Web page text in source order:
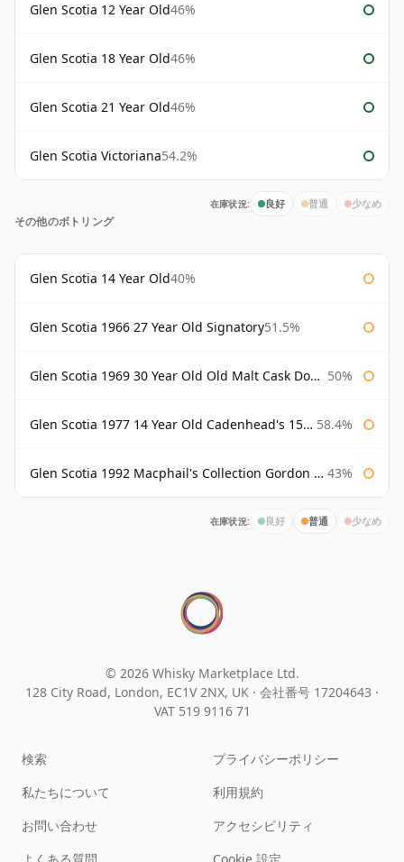
Glen Scotia 12 Year Old46%
Glen Scotia 18 Year Old46%
Glen Scotia 21 Year Old46%
Glen Scotia Victoriana54.2%
在庫状況: 良好 普通 少なめ
その他のボトリング
Glen Scotia 14 Year Old40%
Glen Scotia 1966 27 Year Old Signatory51.5%
Glen Scotia 1969 30 Year Old Old Malt Cask Douglas Laing 50%
Glen Scotia 1977 14 Year Old Cadenhead's 150th 58.4%
Glen Scotia 1992 Macphail's Collection Gordon & Macphail 43%
在庫状況: 良好 普通 少なめ
© 2026 Whisky Marketplace Ltd.
128 City Road, London, EC1V 2NX, UK · 会社番号 17204643 ·
VAT 519 9116 71
検索
私たちについて
お問い合わせ
プライバシーポリシー
利用規約
アクセシビリティ